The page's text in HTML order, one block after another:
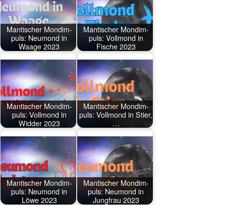
Man­ti­scher Mond­im­
puls: Neu­mond in
Waage 2023
Man­ti­scher Mond­im­
puls: Voll­mond in
Fische 2023
Man­ti­scher Mond­im­
puls: Voll­mond in
Widder 2023
Man­ti­scher Mond­im­
puls: Voll­mond in Stier,
…
Man­ti­scher Mond­im­
puls: Neu­mond in
Löwe 2023
Man­ti­scher Mond­im­
puls: Neu­mond in
Jung­frau 2023